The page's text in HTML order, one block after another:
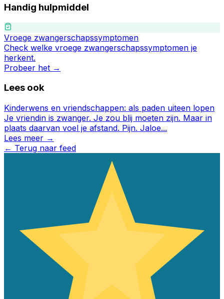
Handig hulpmiddel
Vroege zwangerschapssymptomen
Check welke vroege zwangerschapssymptomen je
herkent.
Probeer het →
Lees ook
Kinderwens en vriendschappen: als paden uiteen lopen
Je vriendin is zwanger. Je zou blij moeten zijn. Maar in
plaats daarvan voel je afstand. Pijn. Jaloe...
Lees meer →
← Terug naar feed